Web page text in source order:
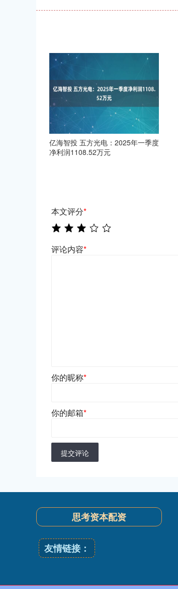
亿海智投 五方光电：2025年一季度
净利润1108.52万元
本文评分*
评论内容*
你的昵称*
你的邮箱*
提交评论
思考资本配资
友情链接：